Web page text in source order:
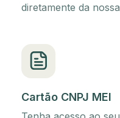
diretamente da
Cartão CNPJ MEI